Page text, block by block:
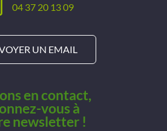
04 37 20 13 09
UN EMAIL
en contact,
vous à
newsletter !